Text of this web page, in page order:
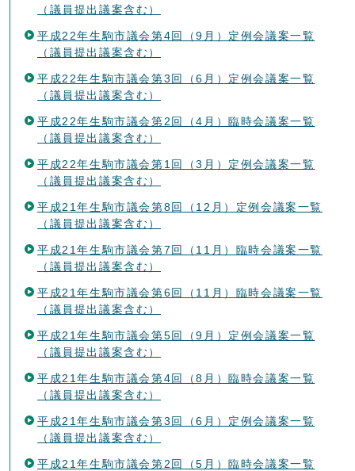
（議員提出議案含む）
平成22年生駒市議会第4回（9月）定例会議案一覧
（議員提出議案含む）
平成22年生駒市議会第3回（6月）定例会議案一覧
（議員提出議案含む）
平成22年生駒市議会第2回（4月）臨時会議案一覧
（議員提出議案含む）
平成22年生駒市議会第1回（3月）定例会議案一覧
（議員提出議案含む）
平成21年生駒市議会第8回（12月）定例会議案一覧
（議員提出議案含む）
平成21年生駒市議会第7回（11月）臨時会議案一覧
（議員提出議案含む）
平成21年生駒市議会第6回（11月）臨時会議案一覧
（議員提出議案含む）
平成21年生駒市議会第5回（9月）定例会議案一覧
（議員提出議案含む）
平成21年生駒市議会第4回（8月）臨時会議案一覧
（議員提出議案含む）
平成21年生駒市議会第3回（6月）定例会議案一覧
（議員提出議案含む）
平成21年生駒市議会第2回（5月）臨時会議案一覧